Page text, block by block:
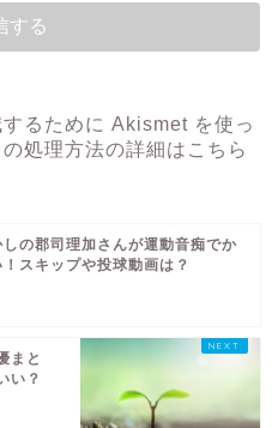
るために Akismet を使っ
処理方法の詳細はこちら
しの郡司理加さんが運動音痴でか
！スキップや投球動画は？
まと
い？